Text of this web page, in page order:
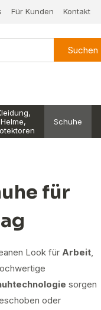
Für Kunden Kontakt
Suchen
Helme,
Schuhe
für
Look für Arbeit,
sorgen
oder